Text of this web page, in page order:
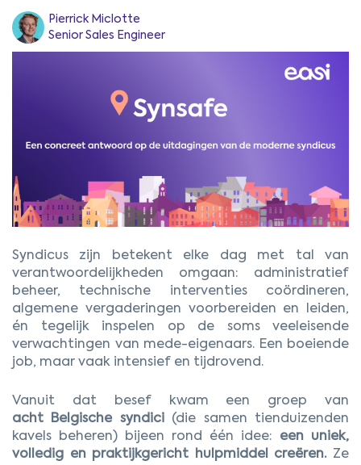
Pierrick Miclotte
Senior Sales Engineer
Syndicus zijn betekent elke dag met tal van
verantwoordelijkheden omgaan: administratief
beheer, technische interventies coördineren,
algemene vergaderingen voorbereiden en leiden,
én tegelijk inspelen op de soms veeleisende
verwachtingen van mede-eigenaars. Een boeiende
job, maar vaak intensief en tijdrovend.
Vanuit dat besef kwam een groep van
acht Belgische syndici(die samen tienduizenden
kavels beheren) bijeen rond één idee: een uniek,
volledig en praktijkgericht hulpmiddel creëren. Ze